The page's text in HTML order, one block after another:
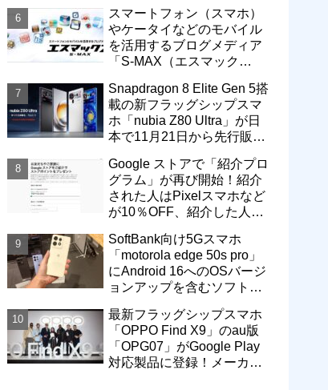
テリー搭載に
スマートフォン（スマホ）
やケータイなどのモバイル
を活用するブログメディア
「S-MAX（エスマック
Snapdragon 8 Elite Gen 5搭
載の新フラッグシップスマ
ホ「nubia Z80 Ultra」が日
本で11月21日から先行販
Google ストアで「紹介プロ
グラム」が再び開始！紹介
された人はPixelスマホなど
が10％OFF、紹介した人は
ト付与
SoftBank向け5Gスマホ
「motorola edge 50s pro」
にAndroid 16へのOSバージ
ョンアップを含むソフトウ
最新フラッグシップスマホ
「OPPO Find X9」のau版
「OPG07」がGoogle Play
対応製品に登録！メーカー